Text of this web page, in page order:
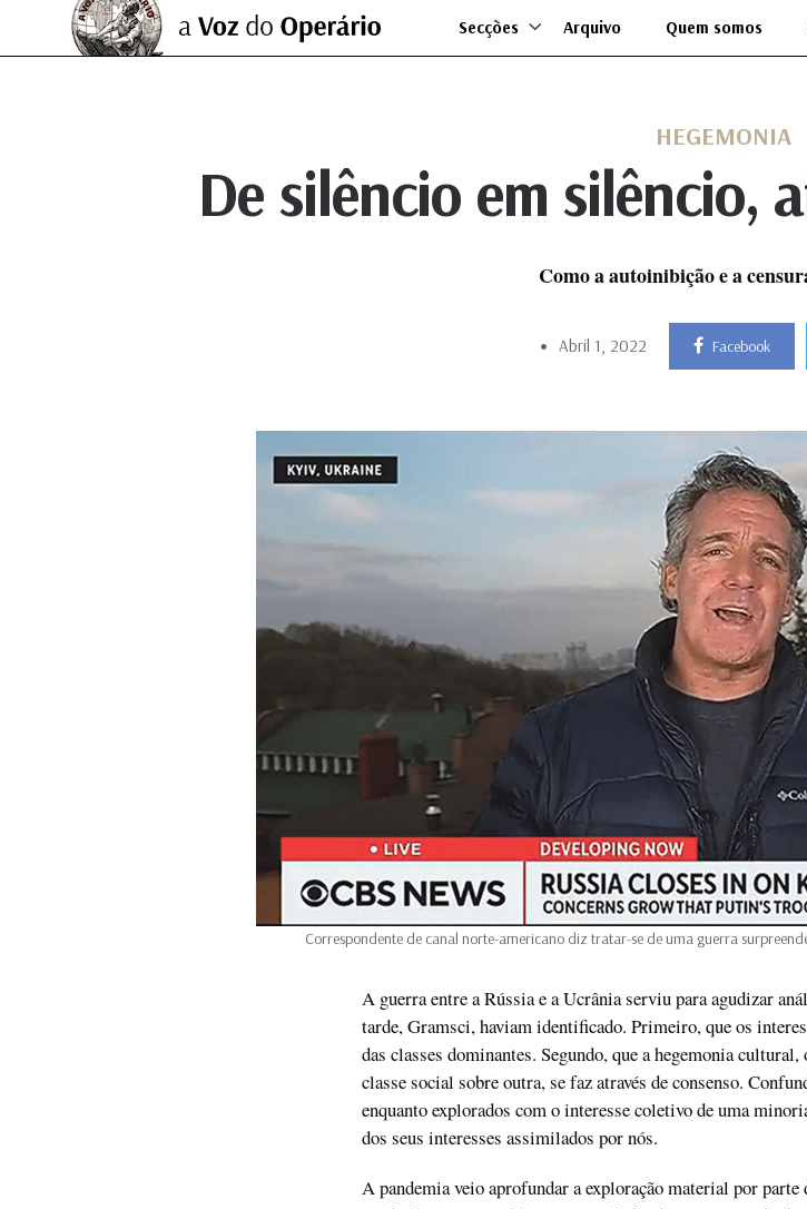
Secções Arquivo Quem somos
HEGEMONIA
De silêncio em silêncio,
Como a autoinibição e a
Abril 1, 2022 Facebook
Correspondente de canal norte-americano diz tratar-se de uma guerra
A guerra entre a Rússia e a Ucrânia serviu para agudizar
tarde, Gramsci, haviam identificado. Primeiro, que os
das classes dominantes. Segundo, que a hegemonia
classe social sobre outra, se faz através de consenso.
enquanto explorados com o interesse coletivo de uma
dos seus interesses assimilados por nós.
A pandemia veio aprofundar a exploração material por parte